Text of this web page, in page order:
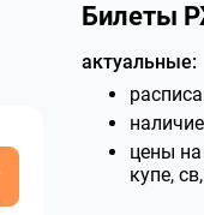
Билеты
актуальные:
цены
купе,